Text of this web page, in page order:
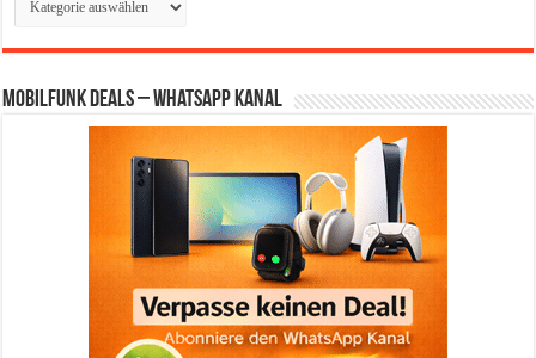
Mobilfunk Deals – WhatsApp Kanal